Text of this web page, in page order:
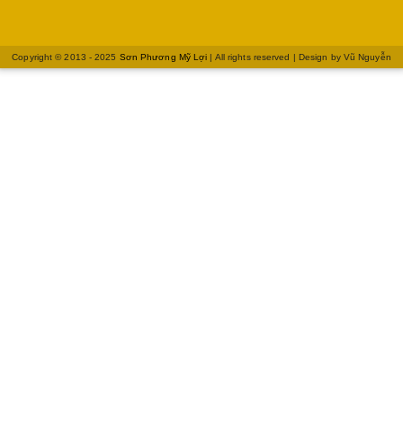
Copyright © 2013 - 2025 Sơn Phương Mỹ Lợi | All rights reserved | Design by Vũ Nguyễn